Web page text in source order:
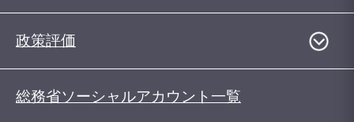
政策評価
総務省ソーシャルアカウント一覧